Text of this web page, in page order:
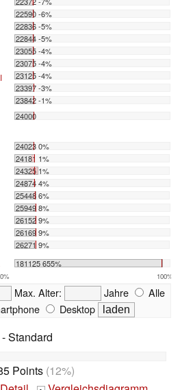
22590 -6%
22836 -5%
22844 -5%
23055 -4%
23075 -4%
23125 -4%
23397 -3%
23842 -1%
24000
24023 0%
24181 1%
24325 1%
24874 4%
25448 6%
25949 8%
26152 9%
26169 9%
26271 9%
181125 655%
0% 100%
Max. Alter: Jahre
Alle
Desktop
Standard
Points (12%)